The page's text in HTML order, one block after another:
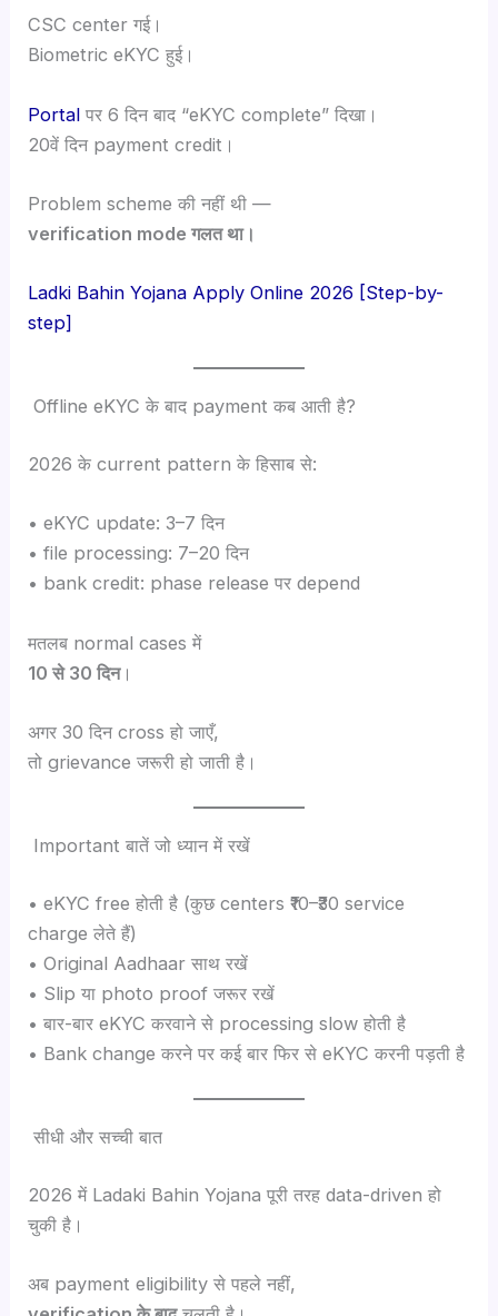
CSC center गई।
Biometric eKYC हुई।
Portalपर 6 दिन बाद “eKYC complete” दिखा।
20वें दिन payment credit।
Problem scheme की नहीं थी —
verification mode गलत था।
Ladki Bahin Yojana Apply Online 2026 [Step-by-
step]
Offline eKYC के बाद payment कब आती है?
2026 के current pattern के हिसाब से:
• eKYC update: 3–7 दिन
• file processing: 7–20 दिन
• bank credit: phase release पर depend
मतलब normal cases में
10 से 30 दिन।
अगर 30 दिन cross हो जाएँ,
तो grievance जरूरी हो जाती है।
Important बातें जो ध्यान में रखें
• eKYC free होती है (कुछ centers ₹10–₹30 service
charge लेते हैं)
• Original Aadhaar साथ रखें
• Slip या photo proof जरूर रखें
• बार-बार eKYC करवाने से processing slow होती है
• Bank change करने पर कई बार फिर से eKYC करनी पड़ती है
सीधी और सच्ची बात
2026 में Ladaki Bahin Yojana पूरी तरह data-driven हो
चुकी है।
अब payment eligibility से पहले नहीं,